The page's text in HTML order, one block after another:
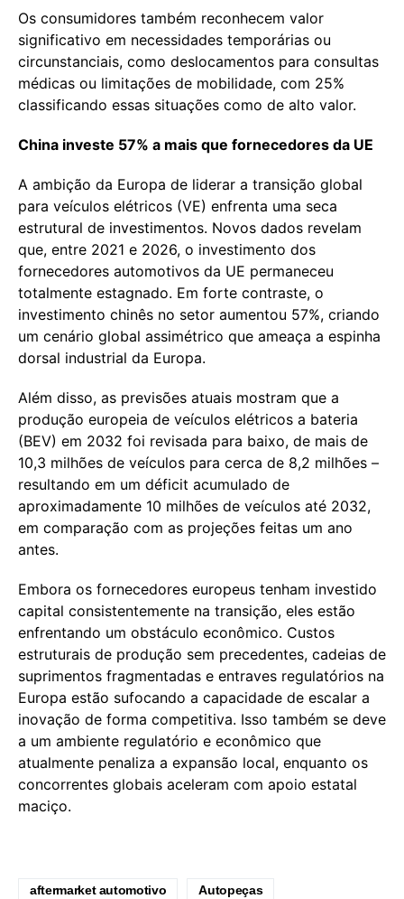
Os consumidores também reconhecem valor
significativo em necessidades temporárias ou
circunstanciais, como deslocamentos para consultas
médicas ou limitações de mobilidade, com 25%
classificando essas situações como de alto valor.
China investe 57% a mais que fornecedores da UE
A ambição da Europa de liderar a transição global
para veículos elétricos (VE) enfrenta uma seca
estrutural de investimentos. Novos dados revelam
que, entre 2021 e 2026, o investimento dos
fornecedores automotivos da UE permaneceu
totalmente estagnado. Em forte contraste, o
investimento chinês no setor aumentou 57%, criando
um cenário global assimétrico que ameaça a espinha
dorsal industrial da Europa.
Além disso, as previsões atuais mostram que a
produção europeia de veículos elétricos a bateria
(BEV) em 2032 foi revisada para baixo, de mais de
10,3 milhões de veículos para cerca de 8,2 milhões –
resultando em um déficit acumulado de
aproximadamente 10 milhões de veículos até 2032,
em comparação com as projeções feitas um ano
antes.
Embora os fornecedores europeus tenham investido
capital consistentemente na transição, eles estão
enfrentando um obstáculo econômico. Custos
estruturais de produção sem precedentes, cadeias de
suprimentos fragmentadas e entraves regulatórios na
Europa estão sufocando a capacidade de escalar a
inovação de forma competitiva. Isso também se deve
a um ambiente regulatório e econômico que
atualmente penaliza a expansão local, enquanto os
concorrentes globais aceleram com apoio estatal
maciço.
aftermarket automotivo Autopeças